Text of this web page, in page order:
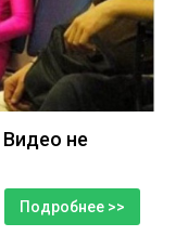
не
Подробнее >>